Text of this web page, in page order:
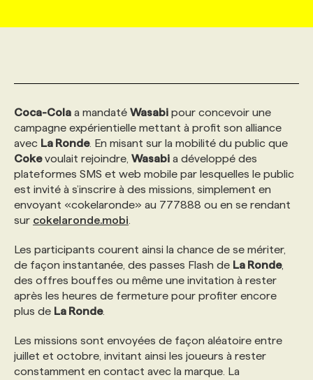
AFFAIRES DE L'INDUSTRIE
INITIATIVES NUMÉRIQUES
PRIX ET DISTINCTIONS
TENDANCES
WEB & MÉDIAS SOCIAUX
MARKETING DURABLE
GEO/SEO
NOS AUTEUR‧RICES
INFOLETTRE PUBLICITÉ
ANNONCEZ AVEC NOUS
CONSULTER LA CVTHÈQUE
PROFIL ENTREPRISE
FAQ
ANNONCEZ AVEC NOUS
VOIR LES OFFRES
PROFIL CANDIDAT
FAQ
ANNONCEZ AVEC NOUS
NOS FORMATIONS EN LIGNE
NOS PARCOURS DE FORMATIONS
FORMATIONS PERSONNALISÉES
NOS FORMATEUR‧RICES
POURQUOI CHOISIR NOS FORMATIONS
NOS TARIFS
PROGRAMMES DE SUBVENTIONS
CHASSE DE TÊTE
SERVICE DE CHASSE DE TÊTE
NOS TARIFS
NOS EXPERTISES
FAQ
ANNONCEZ AVEC NOUS
Coca-Cola a mandaté Wasabi pour concevoir une
campagne expérientielle mettant à profit son alliance
avec La Ronde. En misant sur la mobilité du public que
Cokevoulait rejoindre, Wasabi a développé des
plateformes SMS et web mobile par lesquelles le public
est invité à s’inscrire à des missions, simplement en
envoyant «cokelaronde» au 777888 ou en se rendant
sur cokelaronde.mobi
Les participants courent ainsi la chance de se mériter,
de façon instantanée, des passes Flash de La Ronde,
des offres bouffes ou même une invitation à rester
après les heures de fermeture pour profiter encore
plus de La Ronde.
Les missions sont envoyées de façon aléatoire entre
juillet et octobre, invitant ainsi les joueurs à rester
constamment en contact avec la marque. La